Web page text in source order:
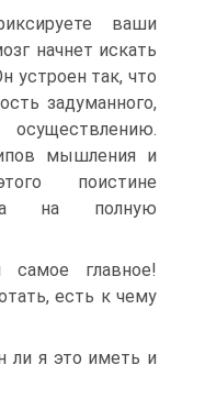
ваши
начнет искать
устроен так, что
задуманного,
мышления и
поистине
на полную
главное!
есть к чему
ли я это иметь и